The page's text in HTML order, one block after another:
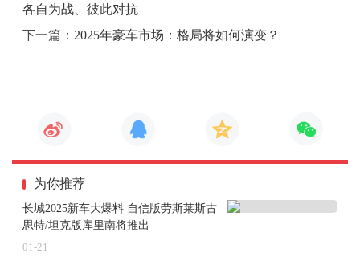
力电池热管理系统性能评估提供有力支撑。
三是燃料电池标准方面，燃料电池系统作为燃料电池汽
压缩机、氢气循环泵作为辅助系统的重要零部件，是维
电池道路车辆燃料电池系统空气压缩机》（ISO / AWI 25
356）及《燃料电池道路车辆燃料电池系统氢气循环泵》
（ISO / AWI 25361）两项标准，将明确燃料电池电动汽
车空气压缩机与氢气循环泵的技术条件、试验方法及检
各自为战、彼此对抗
下一篇： 2025年豪车市场：格局将如何演变？
为你推荐
长城2025新车大爆料 自信版劳斯莱斯古
思特/坦克版库里南将推出
01-21